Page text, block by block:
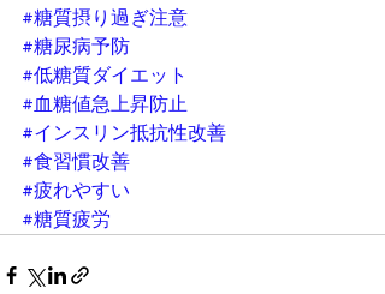
#糖質摂り過ぎ注意
#糖尿病予防
#低糖質ダイエット
#血糖値急上昇防止
#インスリン抵抗性改善
#食習慣改善
#疲れやすい
#糖質疲労